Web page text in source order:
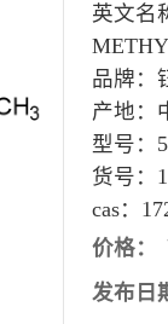
英文名
品牌：
产地：
型号：
货号：
cas：
价格：
发布日